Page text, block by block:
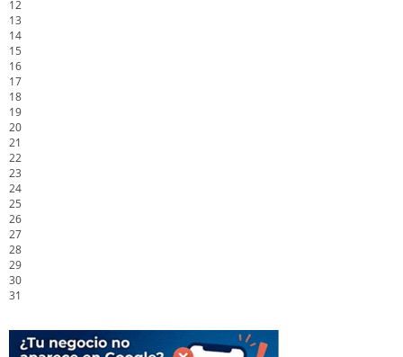
12
13
14
15
16
17
18
19
20
21
22
23
24
25
26
27
28
29
30
31